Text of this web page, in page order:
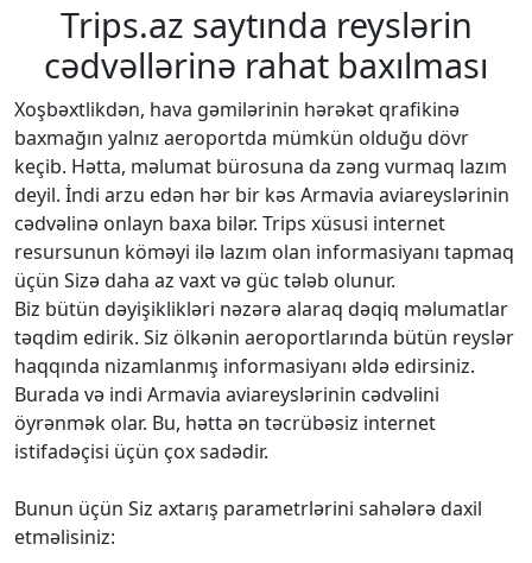
Trips.az saytında reyslərin
cədvəllərinə rahat baxılması
Xoşbəxtlikdən, hava gəmilərinin hərəkət qrafikinə
baxmağın yalnız aeroportda mümkün olduğu dövr
keçib. Hətta, məlumat bürosuna da zəng vurmaq lazım
deyil. İndi arzu edən hər bir kəs Armavia aviareyslərinin
cədvəlinə onlayn baxa bilər. Trips xüsusi internet
resursunun köməyi ilə lazım olan informasiyanı tapmaq
üçün Sizə daha az vaxt və güc tələb olunur.
Biz bütün dəyişiklikləri nəzərə alaraq dəqiq məlumatlar
təqdim edirik. Siz ölkənin aeroportlarında bütün reyslər
haqqında nizamlanmış informasiyanı əldə edirsiniz.
Burada və indi Armavia aviareyslərinin cədvəlini
öyrənmək olar. Bu, hətta ən təcrübəsiz internet
istifadəçisi üçün çox sadədir.
Bunun üçün Siz axtarış parametrlərini sahələrə daxil
etməlisiniz: